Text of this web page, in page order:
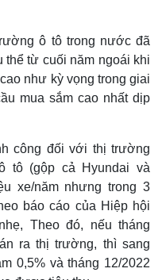
ô tô trong nước đã
thể từ cuối năm ngoái khi
như kỳ vọng trong giai
mua sắm cao nhất dịp
công đối với thị trường
tô (gộp cả Hyundai và
xe/năm nhưng trong 3
báo cáo của Hiệp hội
Theo đó, nếu tháng
ra thị trường, thì sang
0,5% và tháng 12/2022